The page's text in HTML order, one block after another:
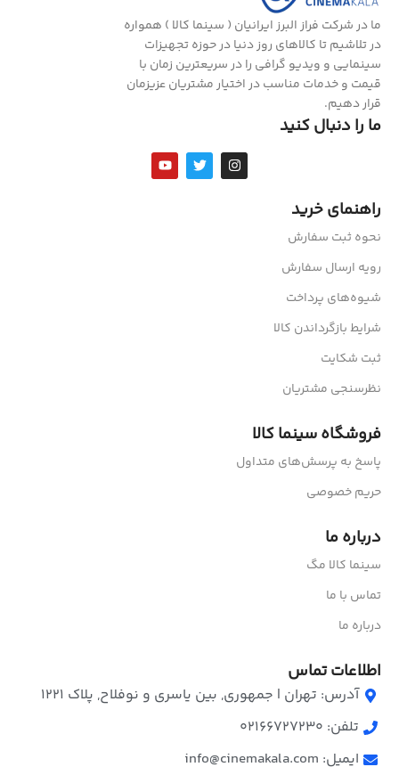
ما در شرکت فراز البرز ایرانیان ( سینما کالا ) همواره
در تلاشیم تا کالاهای روز دنیا در حوزه تجهیزات
سینمایی و ویدیو گرافی را در سریعترین زمان با
قیمت و خدمات مناسب در اختیار مشتریان عزیزمان
قرار دهیم.
ما را دنبال کنید
راهنمای خرید
نحوه ثبت سفارش
رویه ارسال سفارش
شیوه‌های پرداخت
شرایط بازگرداندن کالا
ثبت شکایت
نظرسنجی مشتریان
فروشگاه سینما کالا
پاسخ به پرسش‌های متداول
حریم خصوصی
درباره ما
سینما کالا مگ
تماس با ما
درباره ما
اطلاعات تماس
آدرس: تهران | جمهوری, بین یاسری و نوفلاح, پلاک ۱۲۲۱
تلفن: 02166727230
ایمیل: info@cinemakala.com